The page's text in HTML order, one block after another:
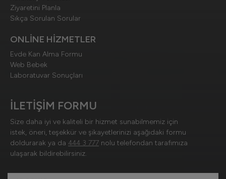
Ziyaretini Planla
Sıkça Sorulan Sorular
ONLİNE HİZMETLER
Evde Kan Alma Formu
Web Bebek
Laboratuvar Sonuçları
İLETİŞİM FORMU
Size daha iyi ve kaliteli bir hizmet sunabilmemiz için
istek, öneri, teşekkür ve şikayetlerinizi aşağıdaki formu
doldurarak ya da 444 3 777 nolu telefondan tarafımıza
ulaşarak bildirebilirsiniz.